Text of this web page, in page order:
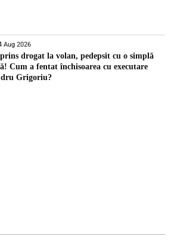
Aug 2026
prins drogat la volan, pedepsit cu o simplă
Cum a fentat închisoarea cu executare
Grigoriu?